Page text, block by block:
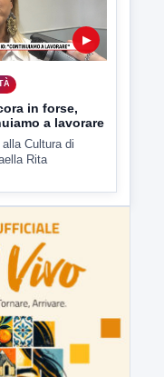
in forse,
a lavorare
Cultura di
Rita